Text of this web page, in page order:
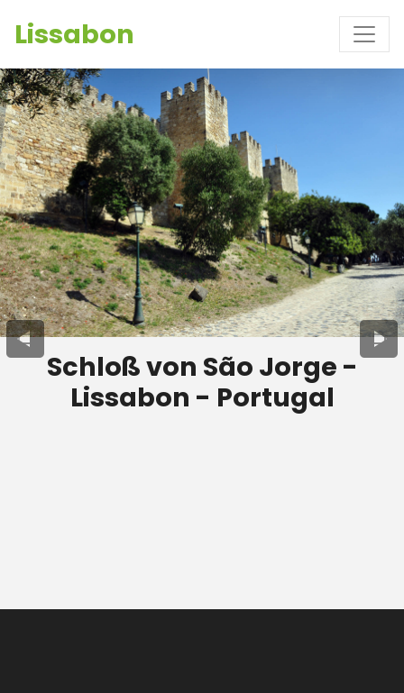
Lissabon
Schloß von São Jorge -
Lissabon - Portugal